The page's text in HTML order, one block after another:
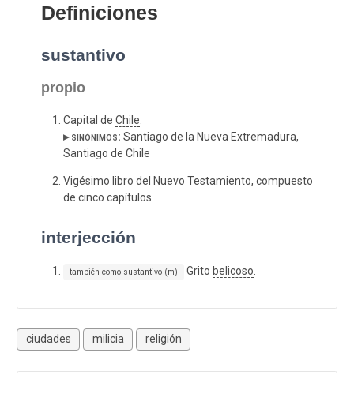
Definiciones
sustantivo
propio
Capital de Chile
▸ sinónimos: Santiago de la Nueva Extremadura,
Santiago de Chile
Vigésimo libro del Nuevo Testamiento, compuesto
de cinco capítulos.
interjección
también como sustantivo (m) Grito belicoso
ciudades milicia religión